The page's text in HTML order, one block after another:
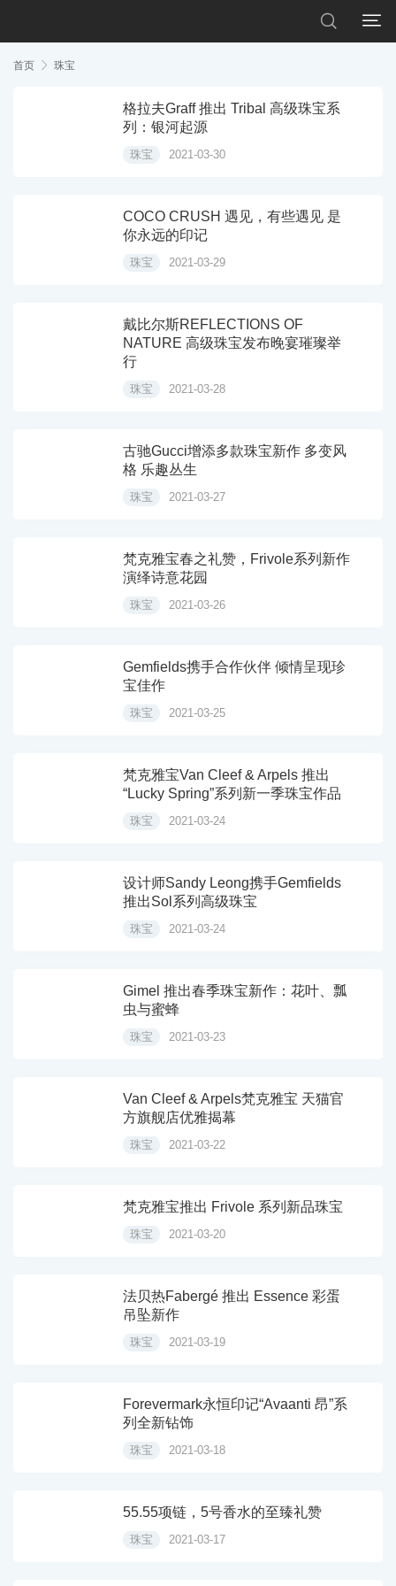


首页  珠宝
格拉夫Graff 推出 Tribal 高级珠宝系
列：银河起源
珠宝 2021-03-30
COCO CRUSH 遇见，有些遇见 是
你永远的印记
珠宝 2021-03-29
戴比尔斯REFLECTIONS OF
NATURE 高级珠宝发布晚宴璀璨举
行
珠宝 2021-03-28
古驰Gucci增添多款珠宝新作 多变风
格 乐趣丛生
珠宝 2021-03-27
梵克雅宝春之礼赞，Frivole系列新作
演绎诗意花园
珠宝 2021-03-26
Gemfields携手合作伙伴 倾情呈现珍
宝佳作
珠宝 2021-03-25
梵克雅宝Van Cleef & Arpels 推出
“Lucky Spring”系列新一季珠宝作品
珠宝 2021-03-24
设计师Sandy Leong携手Gemfields
推出Sol系列高级珠宝
珠宝 2021-03-24
Gimel 推出春季珠宝新作：花叶、瓢
虫与蜜蜂
珠宝 2021-03-23
Van Cleef & Arpels梵克雅宝 天猫官
方旗舰店优雅揭幕
珠宝 2021-03-22
梵克雅宝推出 Frivole 系列新品珠宝
珠宝 2021-03-20
法贝热Fabergé 推出 Essence 彩蛋
吊坠新作
珠宝 2021-03-19
Forevermark永恒印记“Avaanti 昂”系
列全新钻饰
珠宝 2021-03-18
55.55项链，5号香水的至臻礼赞
珠宝 2021-03-17